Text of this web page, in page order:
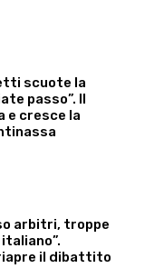
scuote la
passo”. Il
e cresce la
arbitri, troppe
il dibattito